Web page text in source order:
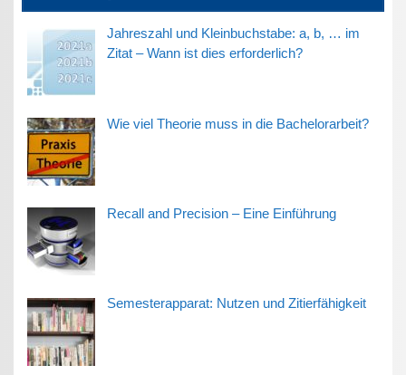
Jahreszahl und Kleinbuchstabe: a, b, … im
Zitat – Wann ist dies erforderlich?
Wie viel Theorie muss in die Bachelorarbeit?
Recall and Precision – Eine Einführung
Semesterapparat: Nutzen und Zitierfähigkeit